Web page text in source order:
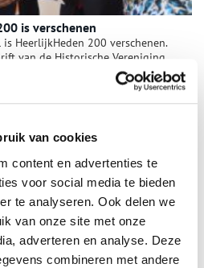
van cookies
content en advertenties te
voor social media te bieden
te analyseren. Ook delen we
van onze site met onze
adverteren en analyse. Deze
combineren met andere
is verschenen
HeerlijkHeden 200 verschenen.
van de Historische Vereniging
Het is geen jubileumnummer,
vanwege het feit dat Marloes
genomen heeft als